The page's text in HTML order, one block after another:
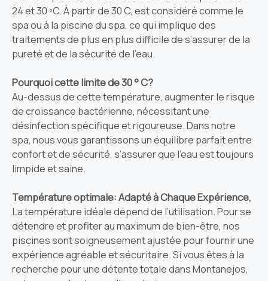
24 et 30 ºC. À partir de 30 C, est considéré comme le
spa ou à la piscine du spa, ce qui implique des
traitements de plus en plus difficile de s’assurer de la
pureté et de la sécurité de l’eau.
Pourquoi cette limite de 30 ° C?
Au-dessus de cette température, augmenter le risque
de croissance bactérienne, nécessitant une
désinfection spécifique et rigoureuse. Dans notre
spa, nous vous garantissons un équilibre parfait entre
confort et de sécurité, s’assurer que l’eau est toujours
limpide et saine.
Température optimale: Adapté à Chaque Expérience,
La température idéale dépend de l’utilisation. Pour se
détendre et profiter au maximum de bien-être, nos
piscines sont soigneusement ajustée pour fournir une
expérience agréable et sécuritaire. Si vous êtes à la
recherche pour une détente totale dans Montanejos,